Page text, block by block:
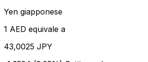
Yen giapponese
1 AED equivale a
43,0025 JPY